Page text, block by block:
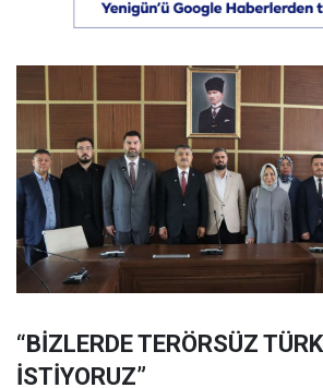
“BİZLERDE TERÖRSÜZ
İSTİYORUZ”